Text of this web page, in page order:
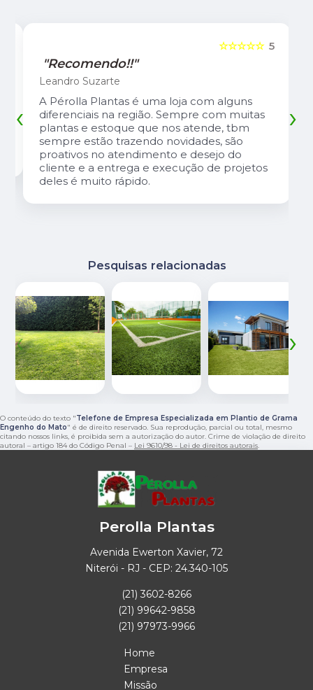
5
☆☆☆☆☆
"Recomendo!!"
Leandro Suzarte
A Pérolla Plantas é uma loja com alguns
diferenciais na região. Sempre com muitas
plantas e estoque que nos atende, tbm
sempre estão trazendo novidades, são
proativos no atendimento e desejo do
cliente e a entrega e execução de projetos
deles é muito rápido.
‹ ›
Pesquisas relacionadas
‹ ›
O conteúdo do texto "Telefone de Empresa Especializada em Plantio de Grama
Engenho do Mato" é de direito reservado. Sua reprodução, parcial ou total, mesmo
citando nossos links, é proibida sem a autorização do autor. Crime de violação de direito
autoral – artigo 184 do Código Penal – Lei 9610/98 - Lei de direitos autorais.
Perolla Plantas
Avenida Ewerton Xavier, 72
Niterói - RJ - CEP: 24.340-105
(21) 3602-8266
(21) 99642-9858
(21) 97973-9966
Home
Empresa
Missão